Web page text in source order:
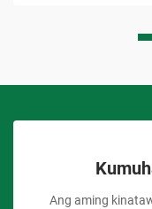
Ang aming